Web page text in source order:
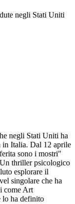
negli Stati Uniti
negli Stati Uniti ha
in Italia. Dal 12 aprile
sono i mostri"
thriller psicologico
esplorare il
singolare che ha
come Art
lo ha definito